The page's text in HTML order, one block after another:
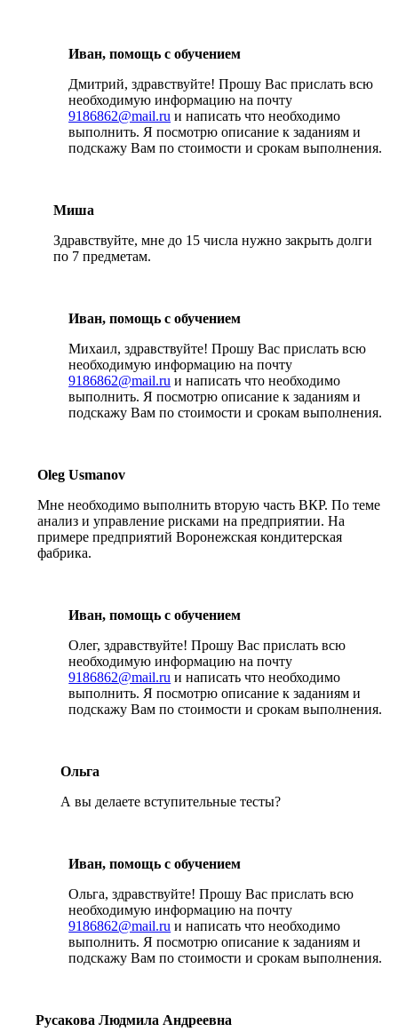
Иван, помощь с обучением
Дмитрий, здравствуйте! Прошу Вас прислать всю
необходимую информацию на почту
9186862@mail.ru и написать что необходимо
выполнить. Я посмотрю описание к заданиям и
подскажу Вам по стоимости и срокам выполнения.
Миша
Здравствуйте, мне до 15 числа нужно закрыть долги
по 7 предметам.
Иван, помощь с обучением
Михаил, здравствуйте! Прошу Вас прислать всю
необходимую информацию на почту
9186862@mail.ru и написать что необходимо
выполнить. Я посмотрю описание к заданиям и
подскажу Вам по стоимости и срокам выполнения.
Oleg Usmanov
Мне необходимо выполнить вторую часть ВКР. По теме
анализ и управление рисками на предприятии. На
примере предприятий Воронежская кондитерская
фабрика.
Иван, помощь с обучением
Олег, здравствуйте! Прошу Вас прислать всю
необходимую информацию на почту
9186862@mail.ru и написать что необходимо
выполнить. Я посмотрю описание к заданиям и
подскажу Вам по стоимости и срокам выполнения.
Ольга
А вы делаете вступительные тесты?
Иван, помощь с обучением
Ольга, здравствуйте! Прошу Вас прислать всю
необходимую информацию на почту
9186862@mail.ru и написать что необходимо
выполнить. Я посмотрю описание к заданиям и
подскажу Вам по стоимости и срокам выполнения.
Русакова Людмила Андреевна